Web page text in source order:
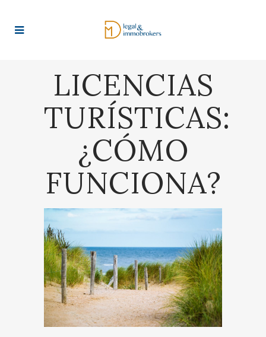
LICENCIAS
TURÍSTICAS:
¿CÓMO
FUNCIONA?